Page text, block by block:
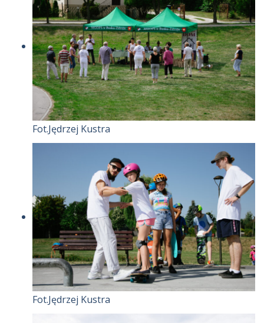
Fot.Jędrzej Kustra
Fot.Jędrzej Kustra